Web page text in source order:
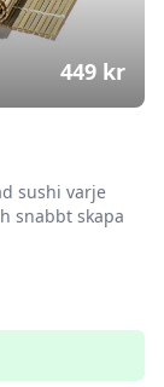
sushi varje
snabbt skapa
449 kr